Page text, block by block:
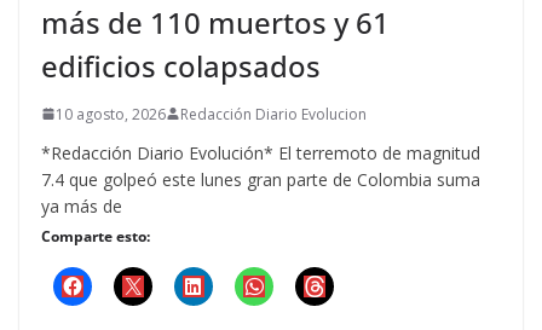
más de 110 muertos y 61
edificios colapsados
10 agosto, 2026 Redacción Diario Evolucion
*Redacción Diario Evolución* El terremoto de magnitud
7.4 que golpeó este lunes gran parte de Colombia suma
ya más de
Comparte esto: